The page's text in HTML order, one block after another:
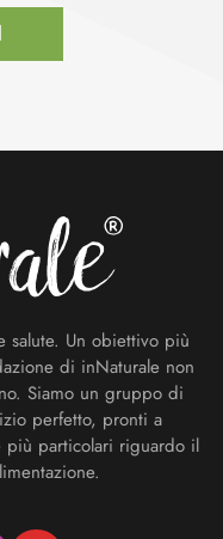
salute. Un obiettivo più
di inNaturale non
Siamo un gruppo di
perfetto, pronti a
più particolari riguardo il